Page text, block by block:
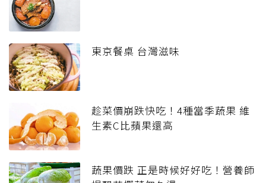
東京餐桌 台灣滋味
趁菜價崩跌快吃！4種當季蔬果 維
生素C比蘋果還高
蔬果價跌 正是時候好好吃！營養師